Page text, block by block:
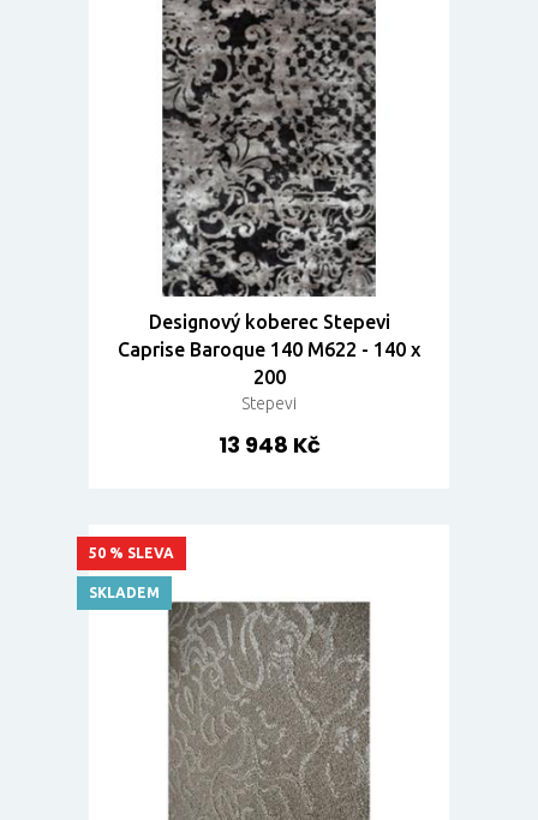
Designový koberec Stepevi
Caprise Baroque 140 M622 - 140 x
200
Stepevi
13 948 Kč
50 % SLEVA
SKLADEM